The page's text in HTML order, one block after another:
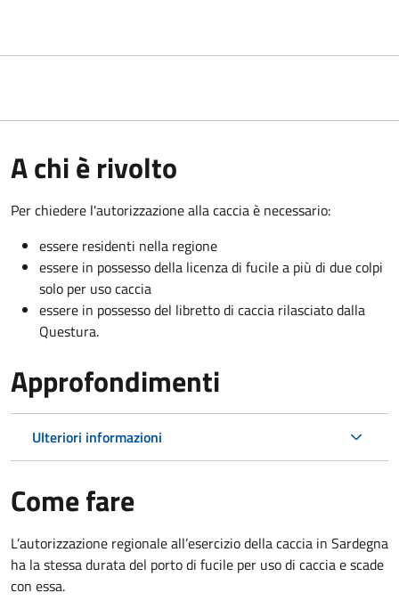
A chi è rivolto
Per chiedere l'autorizzazione alla caccia è necessario:
essere residenti nella regione
essere in possesso della licenza di fucile a più di due colpi
solo per uso caccia
essere in possesso del libretto di caccia rilasciato dalla
Questura.
Approfondimenti
Ulteriori informazioni
Come fare
L’autorizzazione regionale all’esercizio della caccia in Sardegna
ha la stessa durata del porto di fucile per uso di caccia e scade
con essa.